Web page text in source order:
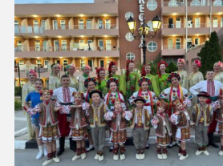
11:11, 29.06.2026